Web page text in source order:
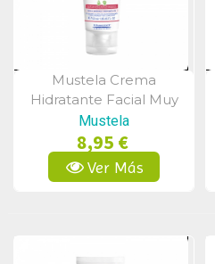
Vista Rápida
Mustela Crema
Hidratante Facial Muy
Sensible 40 Ml
Mustela
8,95 €
Ver Más